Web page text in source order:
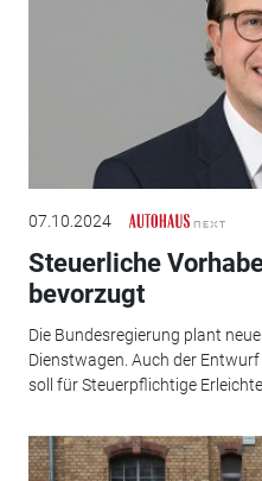
07.10.2024
Steuerliche
bevorzugt
Die Bundesregierung plant
Dienstwagen. Auch der
soll für Steuerpflichtige